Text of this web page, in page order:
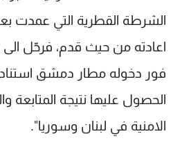
الشرطة القطرية التي عمدت
اعادته من حيث قدم، فرحّل
فور دخوله مطار دمشق
الحصول عليها نتيجة المتابعة
الامنية في لبنان وسوريا".